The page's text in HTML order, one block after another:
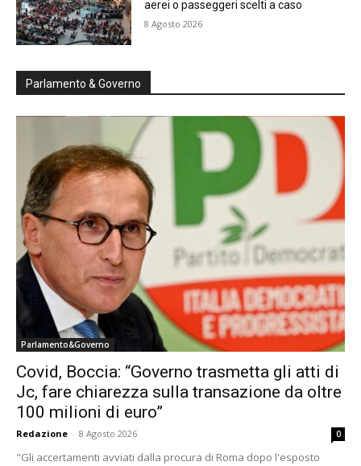
aerei o passeggeri scelti a caso
8 Agosto 2026
Parlamento & Governo
Parlamento&Governo
Covid, Boccia: “Governo trasmetta gli atti di
Jc, fare chiarezza sulla transazione da oltre
100 milioni di euro”
Redazione - 8 Agosto 2026 0
"Gli accertamenti avviati dalla procura di Roma dopo l'esposto